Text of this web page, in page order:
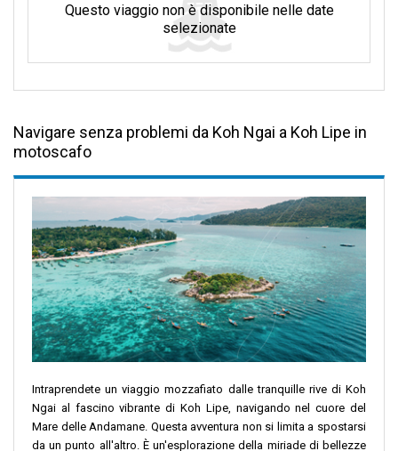
Questo viaggio non è disponibile nelle date
selezionate
Navigare senza problemi da Koh Ngai a Koh Lipe in
motoscafo
Intraprendete un viaggio mozzafiato dalle tranquille rive di Koh
Ngai al fascino vibrante di Koh Lipe, navigando nel cuore del
Mare delle Andamane. Questa avventura non si limita a spostarsi
da un punto all'altro. È un'esplorazione della miriade di bellezze